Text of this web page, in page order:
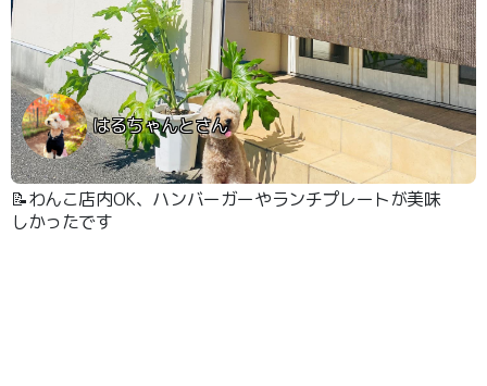
はるちゃんとさん
📝わんこ店内OK、ハンバーガーやランチプレートが美味
しかったです